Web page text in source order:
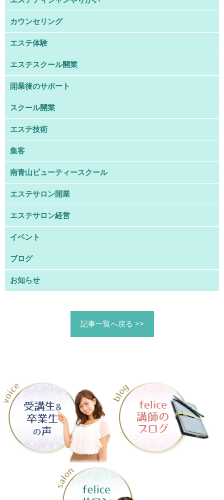
カウンセリング
エステ体験
エステスクール開業
開業後のサポート
スクール開業
エステ技術
集客
南青山ビューティースクール
エステサロン開業
エステサロン経営
イベント
ブログ
お知らせ
記事一覧へ戻る >>